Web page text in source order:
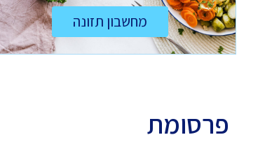
מחשבון תזונה
פרסומת